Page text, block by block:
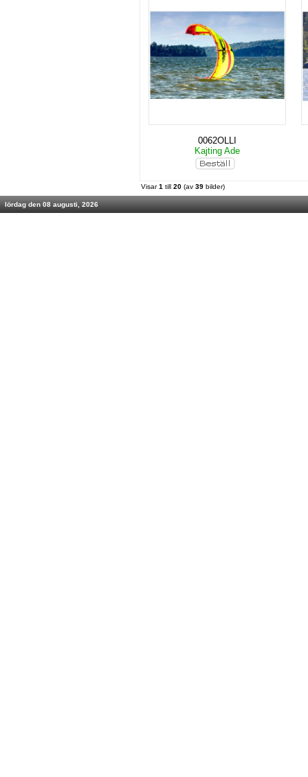
0062OLLI
Kajting Ade
Visar1 till 20 (av 39 bilder)
lördag den 08 augusti, 2026